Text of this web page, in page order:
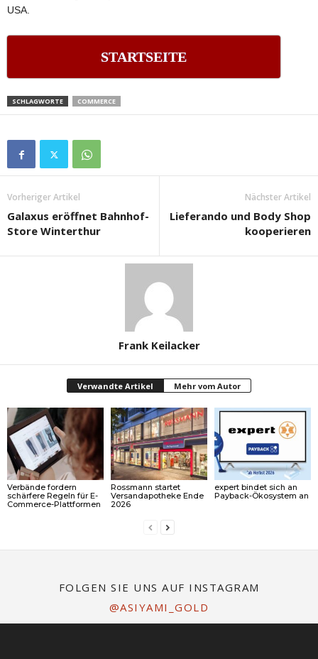
USA.
STARTSEITE
SCHLAGWORTE COMMERCE
Vorheriger Artikel
Galaxus eröffnet Bahnhof-
Store Winterthur
Nächster Artikel
Lieferando und Body Shop
kooperieren
Frank Keilacker
Verwandte Artikel Mehr vom Autor
Verbände fordern
schärfere Regeln für E-
Commerce-Plattformen
Rossmann startet
Versandapotheke Ende
2026
expert bindet sich an
Payback-Ökosystem an
FOLGEN SIE UNS AUF INSTAGRAM
@ASIYAMI_GOLD